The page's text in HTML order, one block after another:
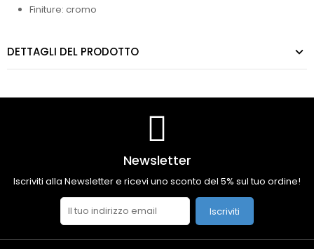
Finiture: cromo
DETTAGLI DEL PRODOTTO
Newsletter
Iscriviti alla Newsletter e ricevi uno sconto del 5% sul tuo ordine!
Iscriviti